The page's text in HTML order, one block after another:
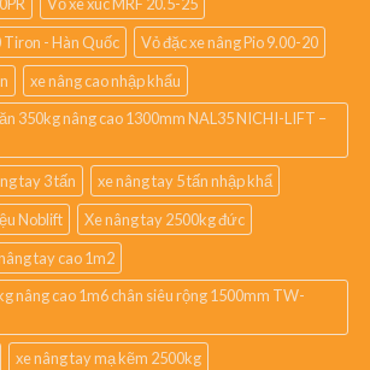
Vỏ xe xúc MRF 20.5-25
Tiron - Hàn Quốc
Vỏ đặc xe nâng Pio 9.00-20
xe nâng cao nhập khẩu
350kg nâng cao 1300mm NAL35 NICHI-LIFT –
tay 3 tấn
xe nâng tay 5 tấn nhập khẩ
Noblift
Xe nâng tay 2500kg đức
tay cao 1m2
nâng cao 1m6 chân siêu rộng 1500mm TW-
xe nâng tay mạ kẽm 2500kg